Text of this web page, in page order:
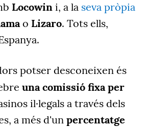
Locowin i, a la seva pròpia
o Lizaro. Tots ells,
potser desconeixen és
una comissió fixa per
il·legals a través dels
a més d'un percentatge